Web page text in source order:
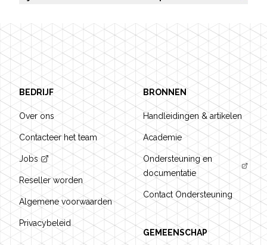
Footer
BEDRIJF
Over ons
Contacteer het team
Jobs
Reseller worden
Algemene voorwaarden
Privacybeleid
BRONNEN
Handleidingen & artikelen
Academie
Ondersteuning en
documentatie
Contact Ondersteuning
GEMEENSCHAP